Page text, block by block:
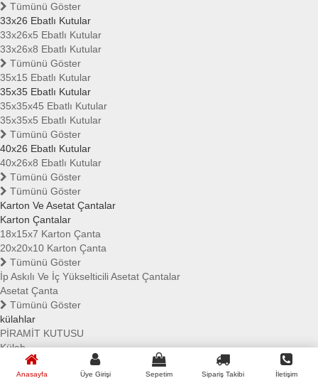
Anasayfa Üye Girişi Sepetim Sipariş Takibi İletişim
Tümünü Göster
33x26 Ebatlı Kutular
33x26x5 Ebatlı Kutular
33x26x8 Ebatlı Kutular
Tümünü Göster
35x15 Ebatlı Kutular
35x35 Ebatlı Kutular
35x35x45 Ebatlı Kutular
35x35x5 Ebatlı Kutular
Tümünü Göster
40x26 Ebatlı Kutular
40x26x8 Ebatlı Kutular
Tümünü Göster
Tümünü Göster
Karton Ve Asetat Çantalar
Karton Çantalar
18x15x7 Karton Çanta
20x20x10 Karton Çanta
Tümünü Göster
İp Askılı Ve İç Yükselticili Asetat Çantalar
Asetat Çanta
Tümünü Göster
külahlar
PİRAMİT KUTUSU
Külah
ASETAT KÜLAH